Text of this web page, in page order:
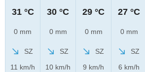
31 °C
0 mm
SZ
11 km/h
30 °C
0 mm
SZ
10 km/h
29 °C
0 mm
SZ
9 km/h
27 °C
0 mm
SZ
6 km/h